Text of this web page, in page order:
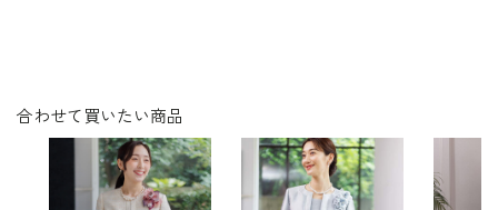
バッグ /5522915-31
合わせて買いたい商品